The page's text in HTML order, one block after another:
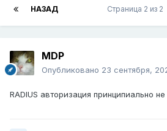
НАЗАД Страница 2 из 2
MDP
Опубликовано 23 сентября,
RADIUS авторизация принципиально